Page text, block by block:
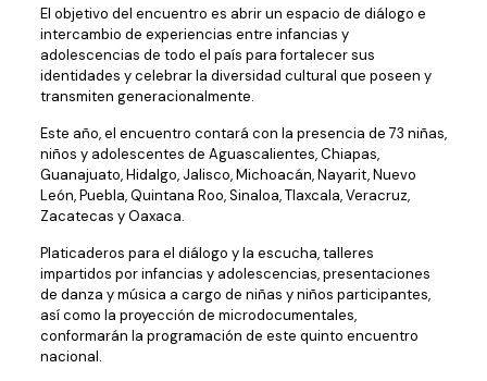
El objetivo del encuentro es abrir un espacio de diálogo e
intercambio de experiencias entre infancias y
adolescencias de todo el país para fortalecer sus
identidades y celebrar la diversidad cultural que poseen y
transmiten generacionalmente.
Este año, el encuentro contará con la presencia de 73 niñas,
niños y adolescentes de Aguascalientes, Chiapas,
Guanajuato, Hidalgo, Jalisco, Michoacán, Nayarit, Nuevo
León, Puebla, Quintana Roo, Sinaloa, Tlaxcala, Veracruz,
Zacatecas y Oaxaca.
Platicaderos para el diálogo y la escucha, talleres
impartidos por infancias y adolescencias, presentaciones
de danza y música a cargo de niñas y niños participantes,
así como la proyección de microdocumentales,
conformarán la programación de este quinto encuentro
nacional.